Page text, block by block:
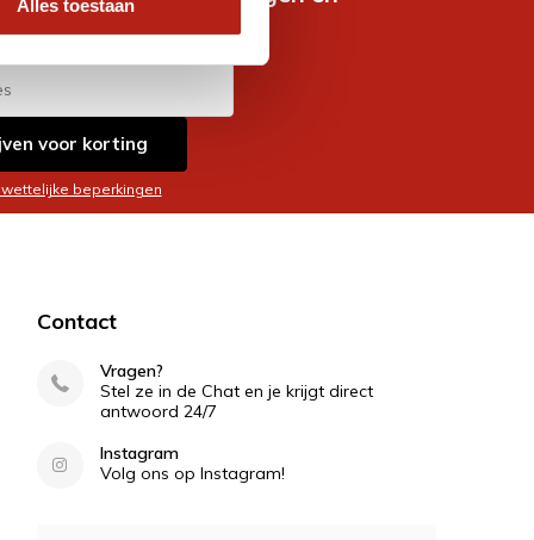
Alles toestaan
voor korting
beperkingen
Contact
Vragen?
Stel ze in de Chat en je krijgt direct
antwoord 24/7
Instagram
Volg ons op Instagram!